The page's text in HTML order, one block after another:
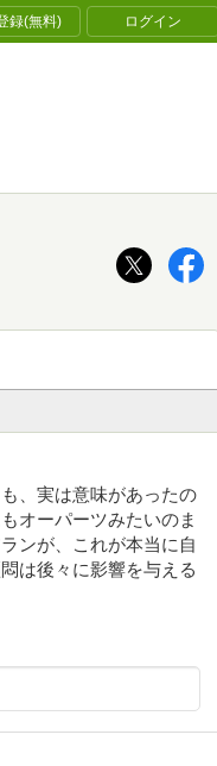
録(無料) ログイン
、実は意味があったの
オーパーツみたいのま
ンが、これが本当に自
は後々に影響を与える